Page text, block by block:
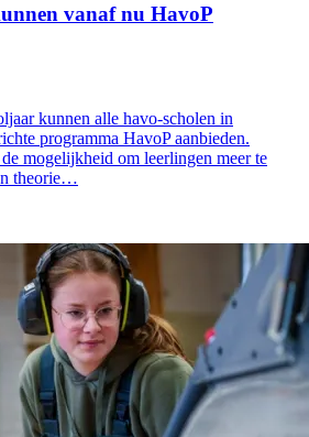
vanaf nu HavoP
kunnen alle havo-scholen in
programma HavoP aanbieden.
mogelijkheid om leerlingen meer te
theorie…